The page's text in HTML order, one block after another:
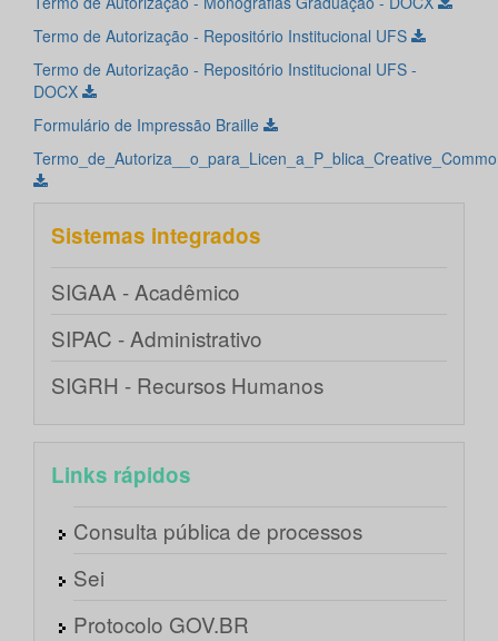
Termo de Autorização - Repositório Institucional UFS
Termo de Autorização - Repositório Institucional UFS -
DOCX
Formulário de Impressão Braille
Sistemas integrados
SIGAA - Acadêmico
SIPAC - Administrativo
SIGRH - Recursos Humanos
Links rápidos
Consulta pública de processos
Sei
Protocolo GOV.BR